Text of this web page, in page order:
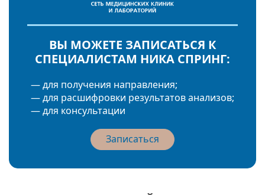
ВЫ МОЖЕТЕ ЗАПИСАТЬСЯ К
СПЕЦИАЛИСТАМ НИКА СПРИНГ:
— для получения направления;
— для расшифровки результатов анализов;
— для консультации
Записаться